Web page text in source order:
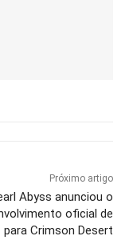
Próximo artigo
Abyss anunciou o
oficial de
para Crimson Desert